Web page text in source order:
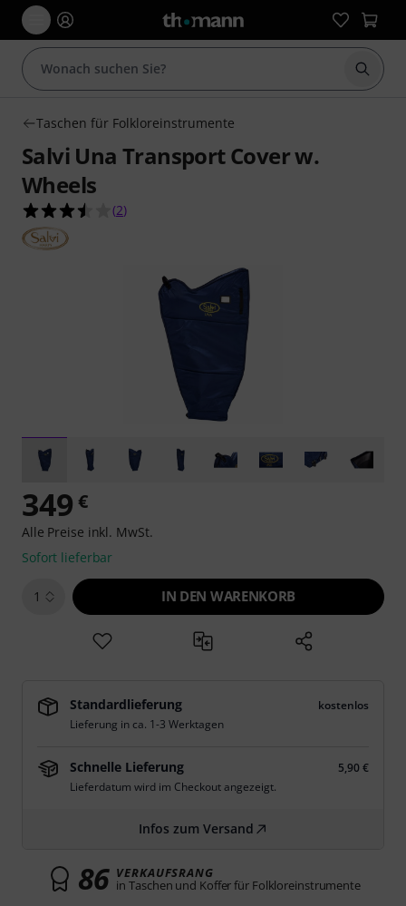
Suche
Taschen für Folkloreinstrumente
Salvi Una Transport Cover w.
Wheels
3.5 von 5 Sternen aus 2 Kundenbewertungen
(2)
349 €
Alle Preise inkl. MwSt.
Sofort lieferbar
1 IN DEN WARENKORB
Standardlieferung
kostenlos
Lieferung in ca. 1-3 Werktagen
Schnelle Lieferung
5,90 €
Lieferdatum wird im Checkout angezeigt.
Infos zum Versand
86 VERKAUFSRANG
in Taschen und Koffer für Folkloreinstrumente